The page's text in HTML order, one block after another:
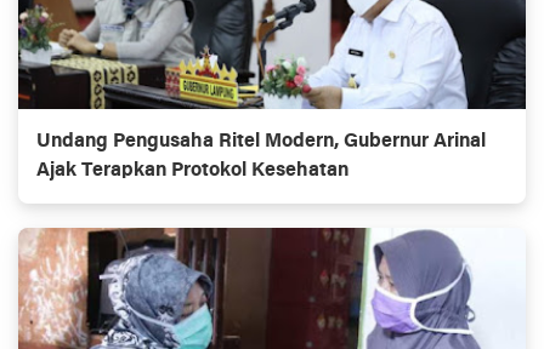
Undang Pengusaha Ritel Modern, Gubernur Arinal
Ajak Terapkan Protokol Kesehatan